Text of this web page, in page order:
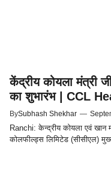
केंद्रीय कोयला मंत्री
का शुभारंभ | CCL
BySubhash Shekhar —
Ranchi: केन्‍द्रीय कोयला एवं
कोलफील्ड्स लिमिटेड (सीसीएल)